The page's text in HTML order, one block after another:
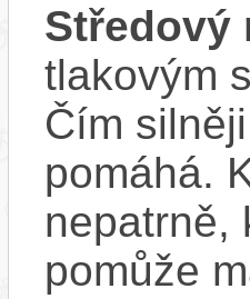
Středový
tlakovým
Čím
pomáhá.
nepatrně,
pomůže